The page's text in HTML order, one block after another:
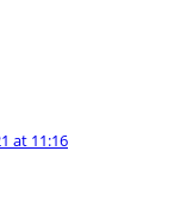
at 11:16